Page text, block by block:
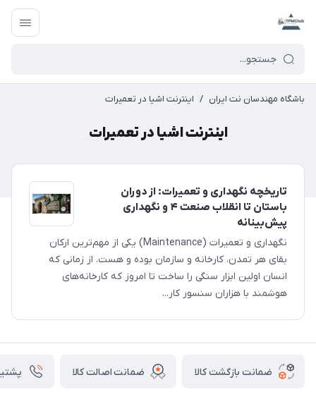
باشگاه مهندسان نت ایران / اینترنت اشیا در تعمیرات
اینترنت اشیا در تعمیرات
تاریخچه نگهداری و تعمیرات: از دوران
باستان تا انقلاب صنعت ۴ و نگهداری
پیش‌بینانه
نگهداری و تعمیرات (Maintenance) یکی از مهم‌ترین ارکان
بقای هر تمدن، کارخانه و سازمان بوده و هست. از زمانی که
انسان اولین ابزار سنگی را ساخت تا امروز که کارخانه‌های
هوشمند با هزاران سنسور کار...
ضمانت بازگشت کالا ضمانت اصالت کالا